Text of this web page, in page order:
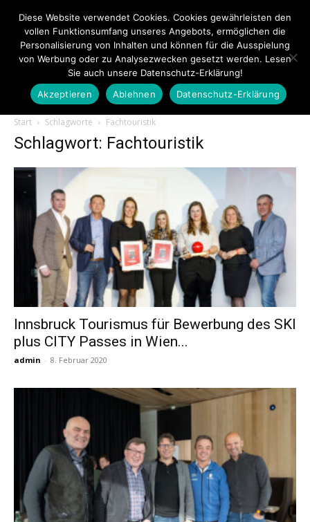
Touristiknews.de
Touristiknews
Reiseempfehlungen.
Start Schlagworte Fachtouristik
Schlagwort: Fachtouristik
Innsbruck Tourismus für Bewerbung des SKI
plus CITY Passes in Wien...
admin - 8. Februar 2020
Diese Website verwendet Cookies. Cookies gewährleisten den
vollen Funktionsumfang unseres Angebots, ermöglichen die
Personalisierung von Inhalten und können für die Ausspielung
von Werbung oder zu Analysezwecken gesetzt werden. Lesen
Sie auch unsere Datenschutz-Erklärung!
Akzeptieren
Ablehnen Datenschutz-Erklärung